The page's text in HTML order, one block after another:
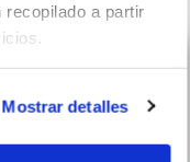
recopilado a partir
Mostrar detalles